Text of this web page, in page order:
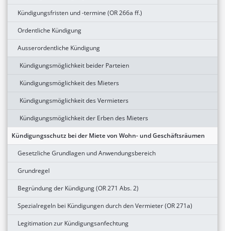
Kündigungsfristen und -termine (OR 266a ff.)
Ordentliche Kündigung
Ausserordentliche Kündigung
Kündigungsmöglichkeit beider Parteien
Kündigungsmöglichkeit des Mieters
Kündigungsmöglichkeit des Vermieters
Kündigungsmöglichkeit der Erben des Mieters
Kündigungsschutz bei der Miete von Wohn- und Geschäftsräumen
Gesetzliche Grundlagen und Anwendungsbereich
Grundregel
Begründung der Kündigung (OR 271 Abs. 2)
Spezialregeln bei Kündigungen durch den Vermieter (OR 271a)
Legitimation zur Kündigungsanfechtung